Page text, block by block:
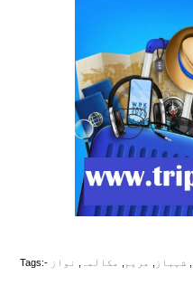
Tags:- شہباز مریم مکالمہ نواز